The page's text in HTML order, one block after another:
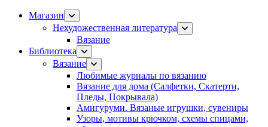
Магазин
Нехудожественная литература
Вязание
Библиотека
Вязание
Любимые журналы по вязанию
Вязание для дома (Салфетки, Скатерти,
Пледы, Покрывала)
Амигуруми. Вязаные игрушки, сувениры
Узоры, мотивы крючком, схемы спицами,